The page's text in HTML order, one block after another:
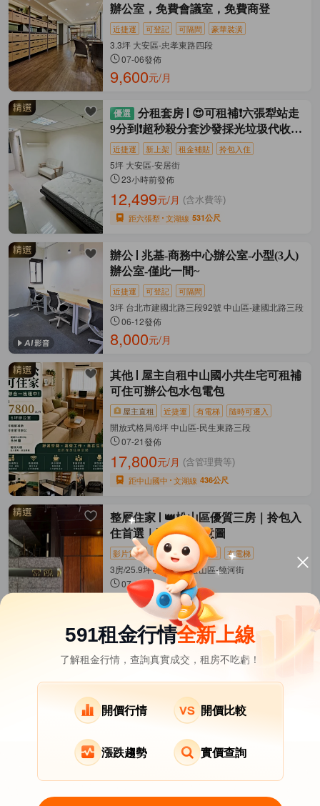
辦公室，免費會議室，免費商登
近捷運 可登記 可隔間 豪華裝潢
3.3坪 大安區-忠孝東路四段
07-06發佈
9,600元/月
分租套房
😍可租補❗六張犁站走
9分到❗超秒殺分套沙發採光垃圾代收乾
淨
近捷運 新上架 租金補貼 拎包入住
5坪 大安區-安居街
23小時前發佈
12,499元/月 (含水費等)
距六張犁 文湖線 531公尺
辦公
兆基-商務中心辦公室-小型(3人)
辦公室-僅此一間~
近捷運 可登記 可隔間
3坪 台北市建國北路三段92號 中山區-建國北路三段
06-12發佈
8,000元/月
其他
屋主自租中山國小共生宅可租補
可住可辦公包水包電包
屋主直租 近捷運 有電梯 隨時可遷入
開放式格局/6坪 中山區-民生東路三段
07-21發佈
17,800元/月 (含管理費等)
距中山國中 文湖線 436公尺
整層住家
👑松山區優質三房｜拎包入
住首選｜附上AI示意圖
影片賞屋 近捷運 拎包入住 有電梯
3房/25.9坪 揚昇君苑 松山區-饒河街
07-28發佈
63,000元/月 (有額外費用)
距松山 松山新店線 462公尺
其它租屋 熱門在租社區
北投區租屋
關於我們 意見反饋 APP下載
591租金行情全新上線
了解租金行情，查詢真實成交，租房不吃虧！
開價行情 開價比較
漲跌趨勢 實價查詢